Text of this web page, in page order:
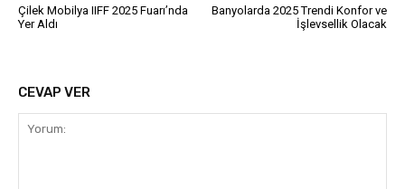
Çilek Mobilya IIFF 2025 Fuarı’nda
Yer Aldı
Banyolarda 2025 Trendi Konfor ve
İşlevsellik Olacak
CEVAP VER